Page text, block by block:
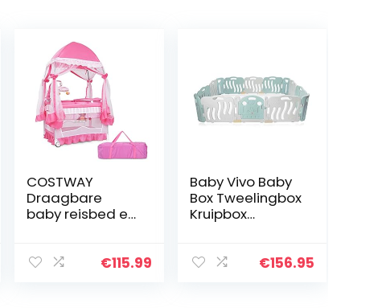
COSTWAY
Draagbare
baby reisbed en
met wisseltafel,
€115.99
Baby Vivo Baby
Box Tweelingbox
Kruipbox
Veiligheidshek
€156.95